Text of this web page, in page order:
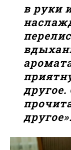
в руки
другое».